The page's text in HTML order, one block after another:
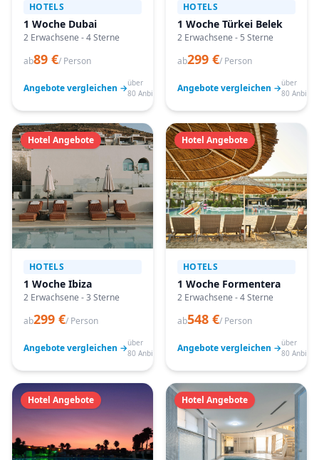
HOTELS
1 Woche Dubai
2 Erwachsene - 4 Sterne
ab89 €/ Person
Angebote vergleichen →über
80 Anbieter
HOTELS
1 Woche Türkei Belek
2 Erwachsene - 5 Sterne
ab299 €/ Person
Angebote vergleichen →über
80
Hotel Angebote
HOTELS
1 Woche Ibiza
2 Erwachsene - 3 Sterne
ab299 €/ Person
Angebote vergleichen →über
80 Anbieter
Hotel Angebote
HOTELS
1 Woche Formentera
2 Erwachsene - 4 Sterne
ab548 €/ Person
Angebote vergleichen →über
80
Hotel Angebote Hotel Angebote